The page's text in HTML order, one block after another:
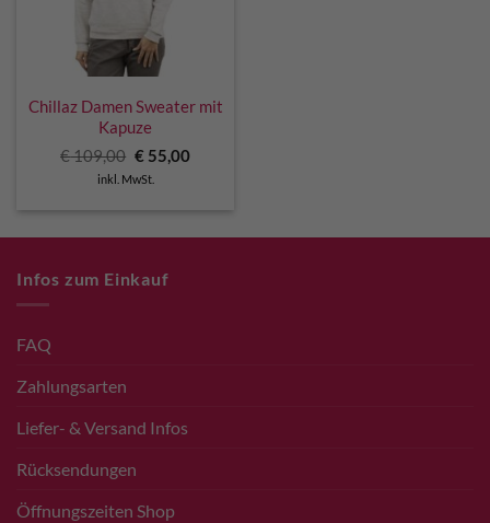
Chillaz Damen Sweater mit
Kapuze
€109,00 Ursprünglicher
Preis
war:
€55,00Aktueller
inkl. MwSt.
Infos zum Einkauf
FAQ
Zahlungsarten
Liefer- & Versand Infos
Rücksendungen
Öffnungszeiten Shop